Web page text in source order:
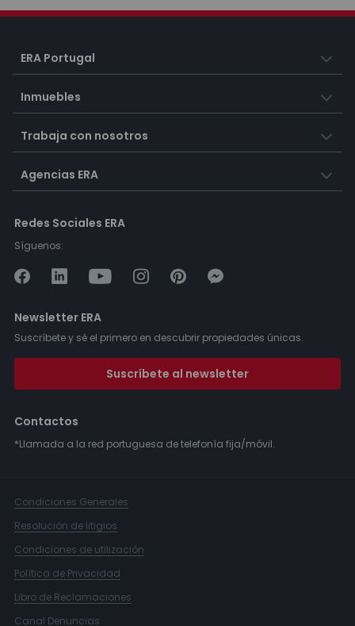
ERA Portugal
Inmuebles
Trabaja con nosotros
Agencias ERA
Redes Sociales ERA
Síguenos:
Newsletter ERA
Suscríbete y sé el primero en descubrir propiedades únicas.
Suscríbete al newsletter
Contactos
*Llamada a la red portuguesa de telefonía fija/móvil.
Condiciones Generales
Resolución de litigios
Condiciones de utilización
Política de Privacidad
Libro de Reclamaciones
Canal Denuncias